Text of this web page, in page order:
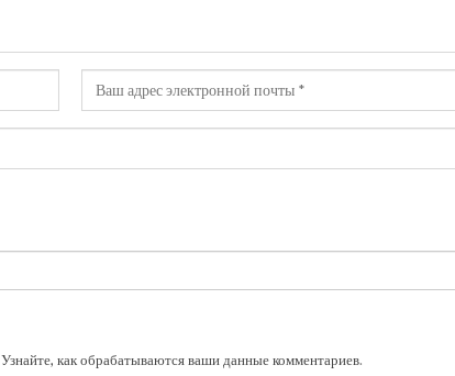
Узнайте, как обрабатываются ваши данные комментариев.